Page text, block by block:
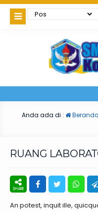
Anda ada di : Beranda
RUANG
An potest, inquit ille,